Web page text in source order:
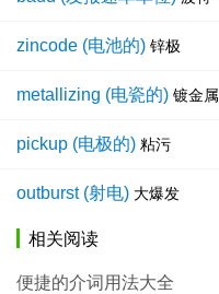
zincode (电池的) 锌极
metallizing (电瓷的) 镀金属
pickup (电极的) 粘污
outburst (射电) 大爆发
相关阅读
便捷的介词用法大全